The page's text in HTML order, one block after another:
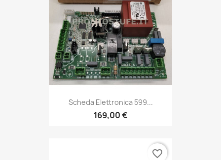
Scheda Elettronica 599...
169,00 €
favorite_border